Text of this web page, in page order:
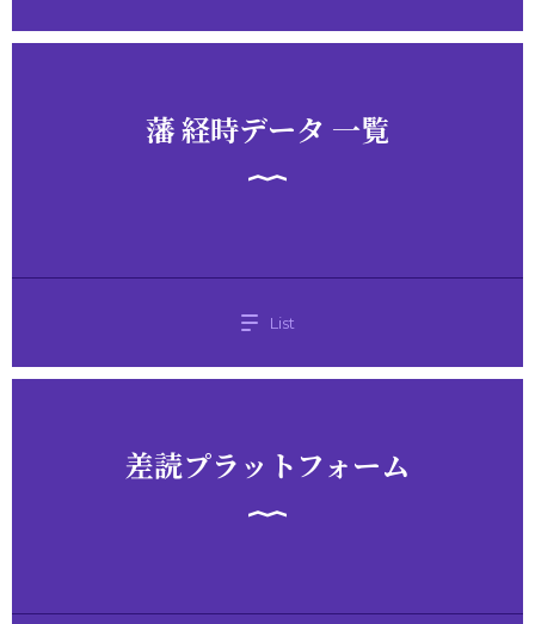
藩 経時データ 一覧
List
差読プラットフォーム